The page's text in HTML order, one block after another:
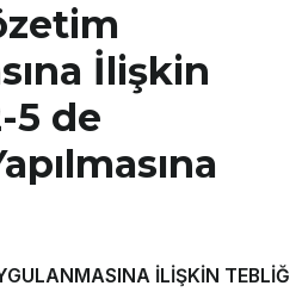
İlişkin
5 de
İLİŞKİN TEBLİĞ